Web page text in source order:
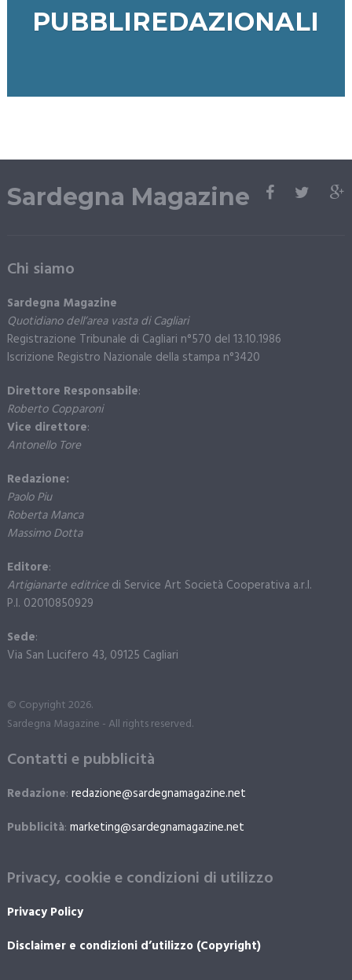
PUBBLIREDAZIONALI
Sardegna Magazine
Chi siamo
Sardegna Magazine
Quotidiano dell’area vasta di Cagliari
Registrazione Tribunale di Cagliari n°570 del 13.10.1986
Iscrizione Registro Nazionale della stampa n°3420
Direttore Responsabile:
Roberto Copparoni
Vice direttore:
Antonello Tore
Redazione:
Paolo Piu
Roberta Manca
Massimo Dotta
Editore:
Artigianarte editricedi Service Art Società Cooperativa a.r.l.
P.I. 02010850929
Sede:
Via San Lucifero 43, 09125 Cagliari
© Copyright 2026.
Sardegna Magazine - All rights reserved.
Contatti e pubblicità
Redazione: redazione@sardegnamagazine.net
Pubblicità: marketing@sardegnamagazine.net
Privacy, cookie e condizioni di utilizzo
Privacy Policy
Disclaimer e condizioni d’utilizzo (Copyright)